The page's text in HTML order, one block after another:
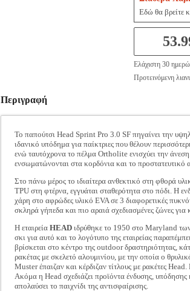
Εδώ θα βρείτε
Ελάχιστη 30
Προτεινόμενη
Περιγραφή
Το παπούτσι Head Sprint Pro 3.0 SF πηγαίνει την
ιδανικό υπόδημα για παίκτριες που θέλουν
ενώ ταυτόχρονα το πέλμα Ortholite ενισχύει την
ενσωματώνονται στα κορδόνια και το
Στο πάνω μέρος το ιδιαίτερα ανθεκτικό στη φθορά
TPU στη φτέρνα, εγγυάται σταθερότητα στο πόδι. Η
χάρη στο αφρώδες υλικό EVA σε 3 διαφορετικές
σκληρά γήπεδα και πιο αραιά σχεδιασμένες ζώνες
Η εταιρεία HEAD ιδρύθηκε το 1950 στο Maryland
σκι για αυτό και το λογότυπο της εταιρείας
βρίσκεται στο κέντρο της outdoor δραστηριότητας,
ρακέτας με σκελετό αλουμινίου, με την οποία ο
Muster έπαιζαν και κέρδιζαν τίτλους με ρακέτες
Ακόμα η Head σχεδιάζει προϊόντα ένδυσης, υπόδησης
απολαύσει το παιχνίδι της αντισφαίρισης.